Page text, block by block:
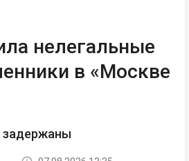
нелегальные
в «Москве